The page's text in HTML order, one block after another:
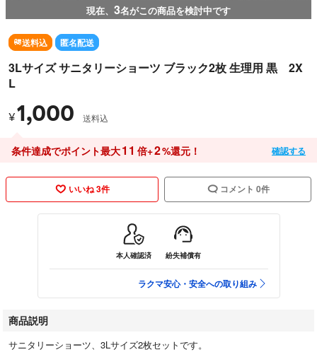
現在、 3名がこの商品を検討中です
送料込 匿名配送
3Lサイズ サニタリーショーツ ブラック2枚 生理用 黒 2X
L
¥1,000 送料込
条件達成でポイント最大11 倍+2%還元！ 確認する
いいね 3件 コメント 0件
本人確認済 紛失補償有
ラクマ安心・安全への取り組み
商品説明
サニタリーショーツ、3Lサイズ2枚セットです。